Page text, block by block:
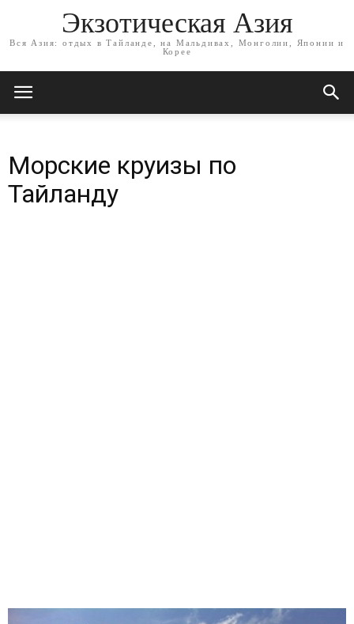
Экзотическая Азия
Вся Азия: отдых в Тайланде, на Мальдивах, Монголии, Японии и
Корее
Морские круизы по
Тайланду